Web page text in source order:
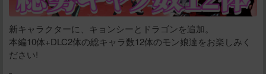
新キャラクターに、キョンシーとドラゴンを追加。
本編10体+DLC2体の総キャラ数12体のモン娘達をお楽しみく
ださい!